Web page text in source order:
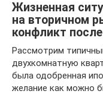
Жизненная
на вторичном
конфликт
Рассмотрим
двухкомнатную
была одобренная
желание как можно